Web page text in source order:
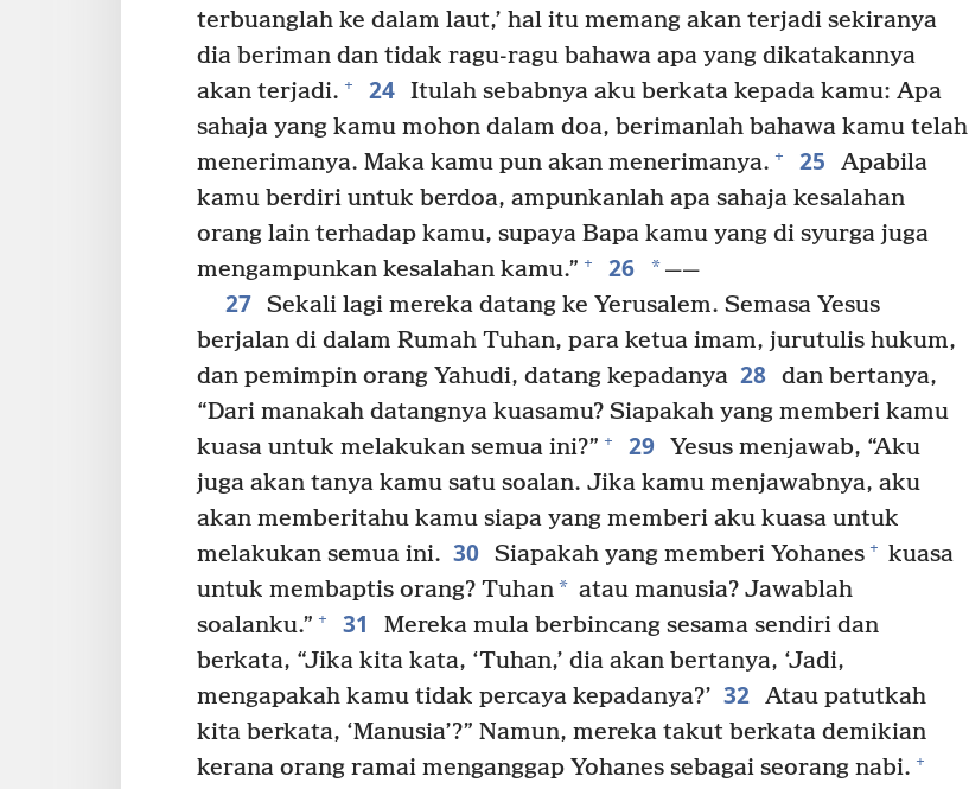
terbuanglah ke dalam laut,’ hal itu memang akan terjadi sekiranya
dia beriman dan tidak ragu-ragu bahawa apa yang dikatakannya
akan terjadi. + 24 Itulah sebabnya aku berkata kepada kamu: Apa
sahaja yang kamu mohon dalam doa, berimanlah bahawa kamu telah
menerimanya. Maka kamu pun akan menerimanya. + 25
Apabila
kamu berdiri untuk berdoa, ampunkanlah apa sahaja kesalahan
orang lain terhadap kamu, supaya Bapa kamu yang di syurga juga
mengampunkan kesalahan kamu.” + 26 *——
27 Sekali lagi mereka datang ke Yerusalem. Semasa Yesus
berjalan di dalam Rumah Tuhan, para ketua imam, jurutulis hukum,
dan pemimpin orang Yahudi, datang kepadanya 28 dan bertanya,
“Dari manakah datangnya kuasamu? Siapakah yang memberi kamu
kuasa untuk melakukan semua ini?” + 29 Yesus menjawab, “Aku
juga akan tanya kamu satu soalan. Jika kamu menjawabnya, aku
akan memberitahu kamu siapa yang memberi aku kuasa untuk
melakukan semua ini. 30 Siapakah yang memberi Yohanes + kuasa
untuk membaptis orang? Tuhan* atau manusia? Jawablah
soalanku.” + 31
Mereka mula berbincang sesama sendiri dan
berkata, “Jika kita kata, ‘Tuhan,’ dia akan bertanya, ‘Jadi,
mengapakah kamu tidak percaya kepadanya?’ 32 Atau patutkah
kita berkata, ‘Manusia’?” Namun, mereka takut berkata demikian
kerana orang ramai menganggap Yohanes sebagai seorang nabi. +